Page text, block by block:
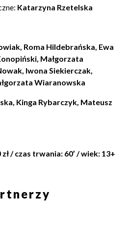
Katarzyna Rzetelska
Roma Hildebrańska, Ewa
Małgorzata
Iwona Siekierczak,
Wiaranowska
Kinga Rybarczyk, Mateusz
/ czas trwania: 60’ / wiek: 13+